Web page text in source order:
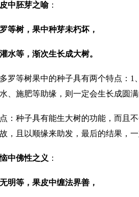
中胚芽之喻：
等树，果中种芽未朽坏，
水等，渐次生长成大树。
罗等树果中的种子具有两个特点：
、施肥等助缘，则一定会生长成圆满
：种子具有能生大树的功能，而且
，且以顺缘来助发，最后的结果，一
中佛性之义 ：
明等，果皮中缠法界善，